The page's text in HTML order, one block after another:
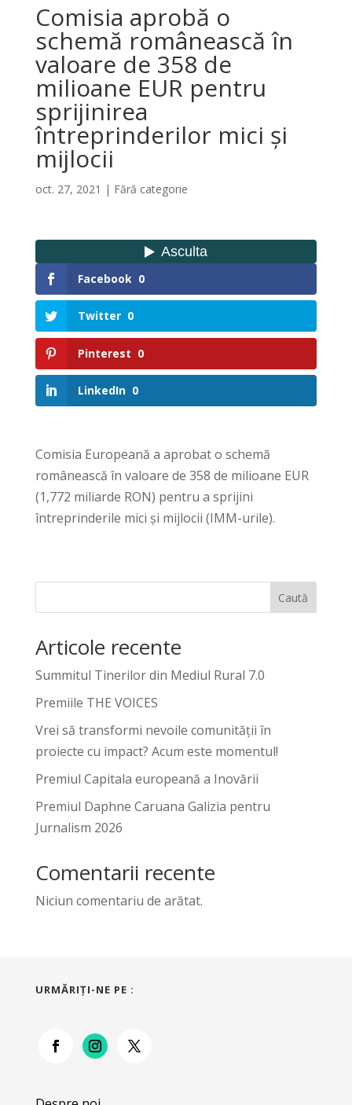
Comisia aprobă o
schemă românească în
valoare de 358 de
milioane EUR pentru
sprijinirea
întreprinderilor mici și
mijlocii
oct. 27, 2021 | Fără categorie
Facebook 0
Twitter 0
Pinterest 0
LinkedIn 0
Comisia Europeană a aprobat o schemă
românească în valoare de 358 de milioane EUR
(1,772 miliarde RON) pentru a sprijini
întreprinderile mici și mijlocii (IMM-urile).
Caută
Articole recente
Summitul Tinerilor din Mediul Rural 7.0
Premiile THE VOICES
Vrei să transformi nevoile comunității în
proiecte cu impact? Acum este momentul!
Premiul Capitala europeană a Inovării
Premiul Daphne Caruana Galizia pentru
Jurnalism 2026
Comentarii recente
Niciun comentariu de arătat.
URMĂRIŢI-NE PE :